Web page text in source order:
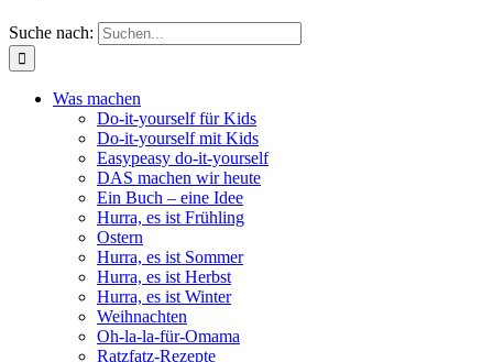
Suche nach:
Was machen
Do-it-yourself für Kids
Do-it-yourself mit Kids
Easypeasy do-it-yourself
DAS machen wir heute
Ein Buch – eine Idee
Hurra, es ist Frühling
Ostern
Hurra, es ist Sommer
Hurra, es ist Herbst
Hurra, es ist Winter
Weihnachten
Oh-la-la-für-Omama
Ratzfatz-Rezepte